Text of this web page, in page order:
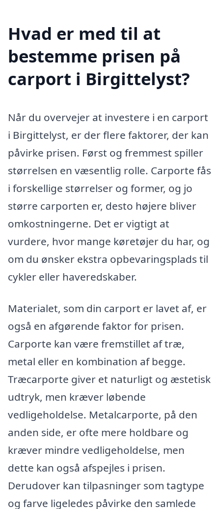
Hvad er med til at
bestemme prisen på
carport i Birgittelyst?
Når du overvejer at investere i en carport
i Birgittelyst, er der flere faktorer, der kan
påvirke prisen. Først og fremmest spiller
størrelsen en væsentlig rolle. Carporte fås
i forskellige størrelser og former, og jo
større carporten er, desto højere bliver
omkostningerne. Det er vigtigt at
vurdere, hvor mange køretøjer du har, og
om du ønsker ekstra opbevaringsplads til
cykler eller haveredskaber.
Materialet, som din carport er lavet af, er
også en afgørende faktor for prisen.
Carporte kan være fremstillet af træ,
metal eller en kombination af begge.
Træcarporte giver et naturligt og æstetisk
udtryk, men kræver løbende
vedligeholdelse. Metalcarporte, på den
anden side, er ofte mere holdbare og
kræver mindre vedligeholdelse, men
dette kan også afspejles i prisen.
Derudover kan tilpasninger som tagtype
og farve ligeledes påvirke den samlede